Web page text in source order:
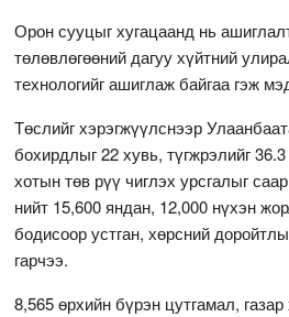
Орон сууцыг хугацаанд нь
төлөвлөгөөний дагуу хүйтний
технологийг ашиглаж байгаа гэж
Төслийг хэрэгжүүлснээр
бохирдлыг 22 хувь, түгжрэлийг
хотын төв рүү чиглэх урсгалыг
нийт 15,600 яндан, 12,000 нүхэн
бодисоор устган, хөрсний
гарчээ.
8,565 өрхийн бүрэн цутгамал,